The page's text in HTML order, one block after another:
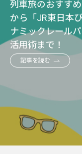
列車旅のおすす
から「JR東日本
ナミックレール
活用術まで！
記事を読む